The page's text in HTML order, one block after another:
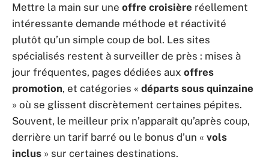
Mettre la main sur une offre croisière réellement
intéressante demande méthode et réactivité
plutôt qu’un simple coup de bol. Les sites
spécialisés restent à surveiller de près : mises à
jour fréquentes, pages dédiées aux offres
promotion, et catégories « départs sous quinzaine
» où se glissent discrètement certaines pépites.
Souvent, le meilleur prix n’apparaît qu’après coup,
derrière un tarif barré ou le bonus d’un « vols
inclus » sur certaines destinations.